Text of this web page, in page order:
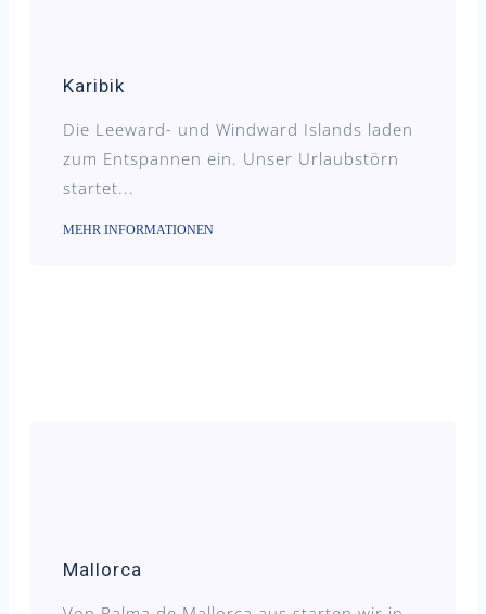
Karibik
Die Leeward- und Windward Islands laden
zum Entspannen ein. Unser Urlaubstörn
startet...
MEHR INFORMATIONEN
Mallorca